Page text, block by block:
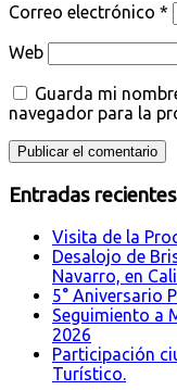
Correo electrónico *
Web
Guarda mi
navegador para la
Entradas recientes
Visita de la
Desalojo de
Navarro, en
5° Aniversario
Seguimiento a
2026
Participación
Turístico.